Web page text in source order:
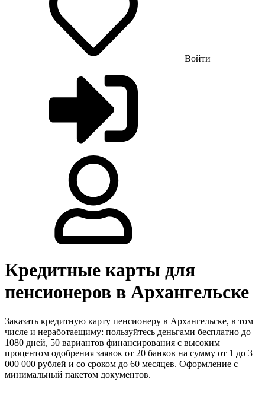
Войти
Кредитные карты для
пенсионеров в Архангельске
Заказать кредитную карту пенсионеру в Архангельске, в том
числе и неработаещиму: пользуйтесь деньгами бесплатно до
1080 дней, 50 вариантов финансирования с высоким
процентом одобрения заявок от 20 банков на сумму от 1 до 3
000 000 рублей и со сроком до 60 месяцев. Оформление с
минимальный пакетом документов.